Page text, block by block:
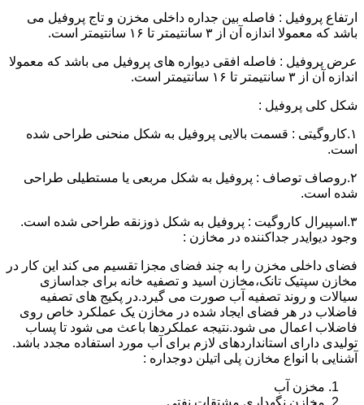
ارتفاع پروفیل : فاصله بین جداره داخلی مخزن و تاج پروفیل می
باشد که معمولا اندازه آن از ۳ سانتیمتر تا ۱۶ سانتیمتر است.
عرض پروفیل : فاصله افقی دیواره های پروفیل می باشد که معمولا
اندازه آن از ۳ سانتیمتر تا ۱۶ سانتیمتر است.
شکل کلی پروفیل :
۱.کاروگیتی : قسمت بالایی پروفیل به شکل منحنی طراحی شده
است.
۲.روصاف توصاف : پروفیل به شکل مربعی یا مستطیلی طراحی
شده است.
۳.اسپیرال کاروگیت : پروفیل به شکل ذوزنقه طراحی شده است.
وجود دیوایدر جداکننده در مخازن :
فضای داخلی مخزن را به چند فضای مجزا تقسیم می کند این کار در
مخازن سپتیک تانک،مخازن اسید و تصفیه خانه برای جداسازی
سیالات و روند تصفیه آب صورت می گیرد.در پکیج های تصفیه
فاضلاب در هر فضای ایجاد شده در مخازن یک عملکرد خاص روی
فاضلاب اعمال می شود.نتیجه عملکردها باعث می شود تا پساب
تولیدی دارای استانداردهای لازم برای آب مورد استفاده مجدد باشد.
آشنایی با انواع مخازن پلی اتیلن دوجداره :
مخزن آب
مخازن نگهداری مشتقات نفتی